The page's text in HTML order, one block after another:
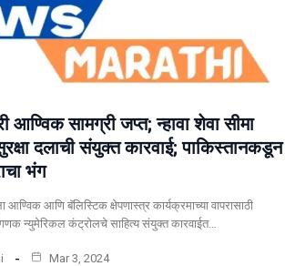
आण्विक सामग्री जप्त; न्हावा शेवा सीमा
दलाची संयुक्त कारवाई; पाकिस्तानकडून
भंग
आण्विक आणि बॅलिस्टिक क्षेपणास्त्र कार्यक्रमाच्या वापरासाठी
न्युमेरिकल कंट्रोलचे साहित्य संयुक्त कारवाईत…
Mar 3, 2024